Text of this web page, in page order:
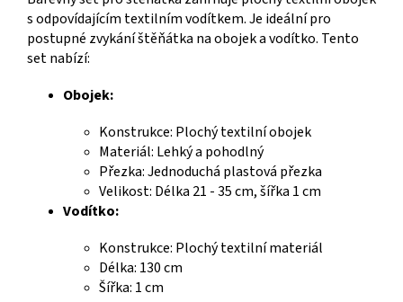
s odpovídajícím textilním vodítkem. Je ideální pro
postupné zvykání štěňátka na obojek a vodítko. Tento
set nabízí:
Obojek:
Konstrukce: Plochý textilní obojek
Materiál: Lehký a pohodlný
Přezka: Jednoduchá plastová přezka
Velikost: Délka 21 - 35 cm, šířka 1 cm
Vodítko:
Konstrukce: Plochý textilní materiál
Délka: 130 cm
Šířka: 1 cm